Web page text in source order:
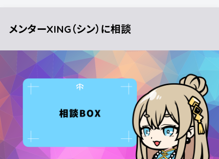
メンターXING（シン）に相談